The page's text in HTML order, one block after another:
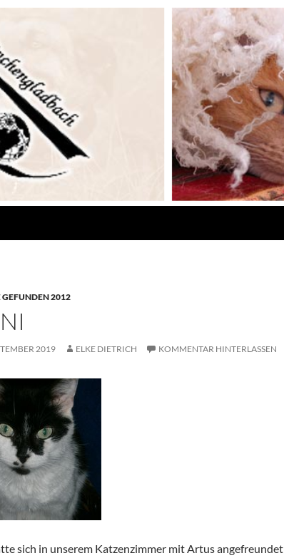
GEFUNDEN 2012
2019 ELKE DIETRICH KOMMENTAR HINTERLASSEN
sich in unserem Katzenzimmer mit Artus angefreundet